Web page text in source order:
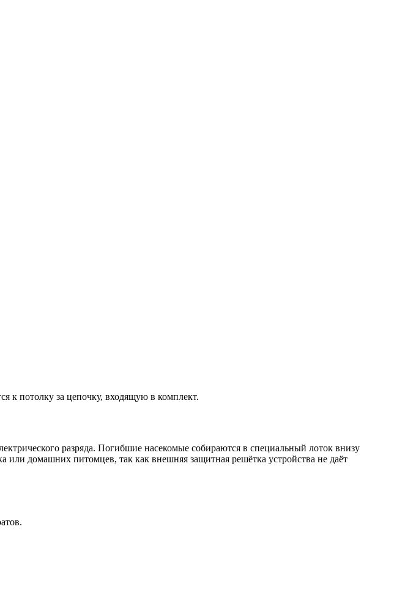
к потолку за цепочку, входящую в комплект.
разряда. Погибшие насекомые собираются в специальный лоток внизу
или домашних питомцев, так как внешняя защитная решётка устройства не даёт